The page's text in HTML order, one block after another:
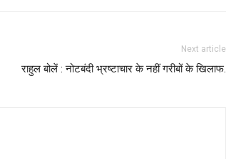
Next article
राहुल बोलें : नोटबंदी भ्रष्टाचार के नहीं गरीबों के खिलाफ.